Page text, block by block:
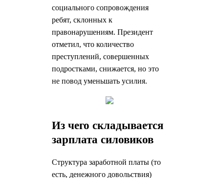
социального сопровождения
ребят, склонных к
правонарушениям. Президент
отметил, что количество
преступлений, совершенных
подростками, снижается, но это
не повод уменьшать усилия.
Из чего складывается
зарплата силовиков
Структура заработной платы (то
есть, денежного довольствия)